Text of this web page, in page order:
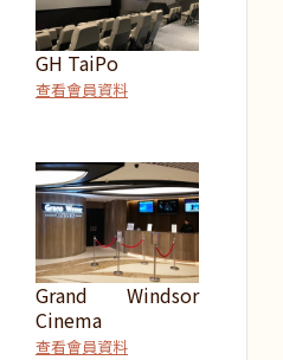
GH TaiPo
查看會員資料
Grand Windsor
Cinema
查看會員資料